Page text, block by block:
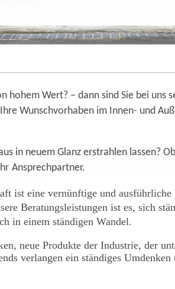
hohem Wert? – dann sind Sie bei
Wunschvorhaben im Innen- und
in neuem Glanz erstrahlen lassen?
Ansprechpartner.
ist eine vernünftige und
Beratungsleistungen ist es, sich
in einem ständigen Wandel.
neue Produkte der Industrie, der
verlangen ein ständiges